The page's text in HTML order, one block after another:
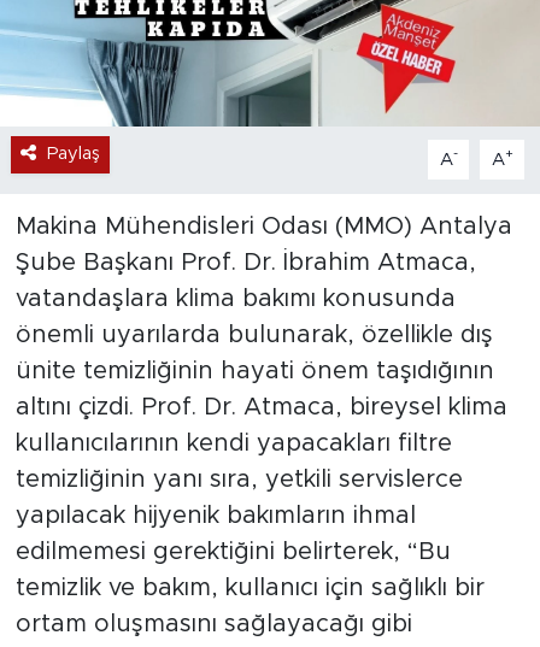
Paylaş A- A+
Makina Mühendisleri Odası (MMO) Antalya
Şube Başkanı Prof. Dr. İbrahim Atmaca,
vatandaşlara klima bakımı konusunda
önemli uyarılarda bulunarak, özellikle dış
ünite temizliğinin hayati önem taşıdığının
altını çizdi. Prof. Dr. Atmaca, bireysel klima
kullanıcılarının kendi yapacakları filtre
temizliğinin yanı sıra, yetkili servislerce
yapılacak hijyenik bakımların ihmal
edilmemesi gerektiğini belirterek, “Bu
temizlik ve bakım, kullanıcı için sağlıklı bir
ortam oluşmasını sağlayacağı gibi
Turizm